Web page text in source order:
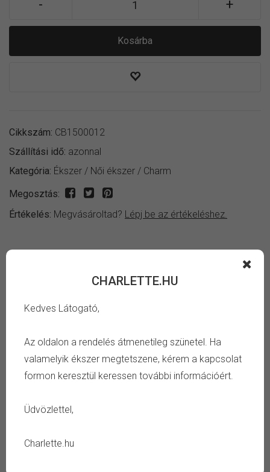
CHARLETTE.HU
Kedves Látogató,
Az oldalon a rendelés átmenetileg szünetel. Ha
valamelyik ékszer megtetszene, kérem a kapcsolat
formon keresztül keressen további információért.
Üdvözlettel,
Charlette.hu
Kosárba
Cikkszám: CB1500012
Szállítási idő: azonnal
Kategória: Ékszer / Női ékszer / Charm
Megosztás:
Értékelés: Megvásároltad? Lépj be az értékeléshez.
TULAJDONSÁG
Szín:ezüst, fekete
Ápolás:száraz ékszertisztító kendő
áztatás, magas páratartalom, ütés vagy negatív külső